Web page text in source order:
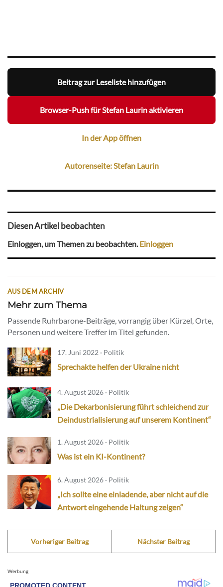
Beitrag zur Leseliste hinzufügen
Browser-Push für Stefan Laurin aktivieren
In der App öffnen
Autorenseite: Stefan Laurin
Diesen Artikel beobachten
Einloggen, um Themen zu beobachten.Einloggen
AUS DEM ARCHIV
Mehr zum Thema
Passende Ruhrbarone-Beiträge, vorrangig über Kürzel, Orte,
Personen und weitere Treffer im Titel gefunden.
17. Juni 2022 · Politik
Sprechakte helfen der Ukraine nicht
4. August 2026 · Politik
„Die Dekarbonisierung führt schleichend zur
Deindustrialisierung auf unserem Kontinent“
1. August 2026 · Politik
Was ist ein KI-Kontinent?
6. August 2026 · Politik
„Ich sollte eine einladende, aber nicht auf die
Antwort eingehende Haltung zeigen“
Vorheriger Beitrag Nächster Beitrag
Werbung